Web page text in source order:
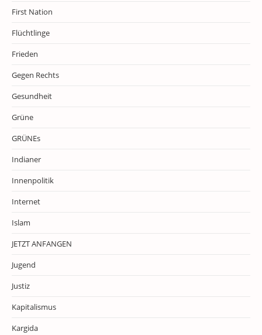
First Nation
Flüchtlinge
Frieden
Gegen Rechts
Gesundheit
Grüne
GRÜNEs
Indianer
Innenpolitik
Internet
Islam
JETZT ANFANGEN
Jugend
Justiz
Kapitalismus
Kargida